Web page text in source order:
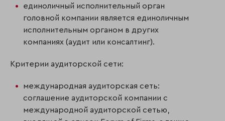
единоличный исполнительный орган
головной компании является единоличным
исполнительным органом в других
компаниях (аудит или консалтинг).
Критерии аудиторской сети:
международная аудиторская сеть:
соглашение аудиторской компании с
международной аудиторской сетью,